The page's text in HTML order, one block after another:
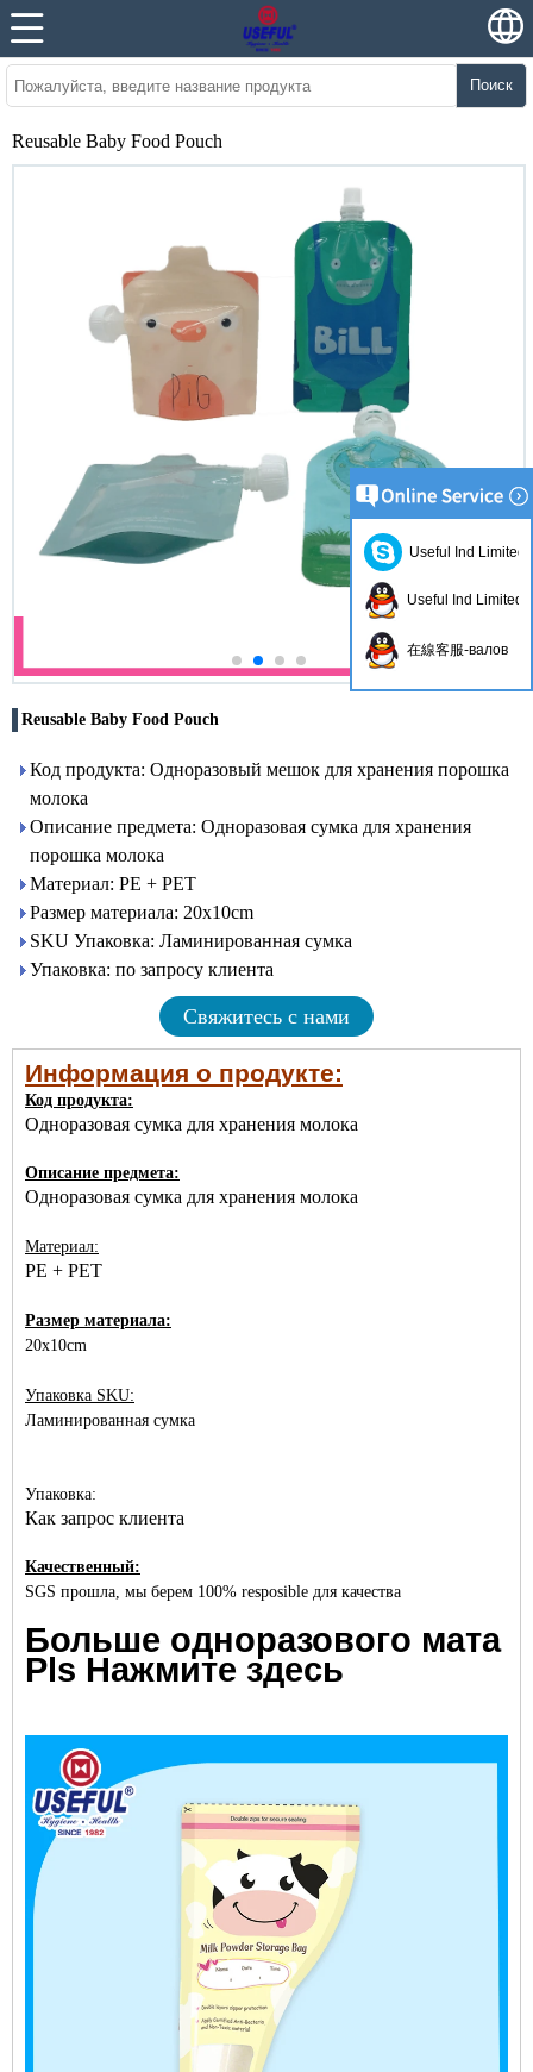
Поиск
Reusable Baby Food Pouch
Reusable Baby Food Pouch
Код продукта: Одноразовый мешок для хранения порошка
молока
Описание предмета: Одноразовая сумка для хранения
порошка молока
Материал: PE + PET
Размер материала: 20x10cm
SKU Упаковка: Ламинированная сумка
Упаковка: по запросу клиента
Свяжитесь с нами
Информация о продукте:
Код продукта:
Одноразовая сумка для хранения молока
Описание предмета:
Одноразовая сумка для хранения молока
Материал:
PE + PET
Размер материала:
20x10cm
Упаковка SKU:
Ламинированная сумка
Упаковка:
Как запрос клиента
Качественный:
SGS прошла, мы берем 100% resposible для качества
Больше одноразового мата
Pls Нажмите здесь
Useful Ind Limited
Useful Ind Limited
在線客服-валов